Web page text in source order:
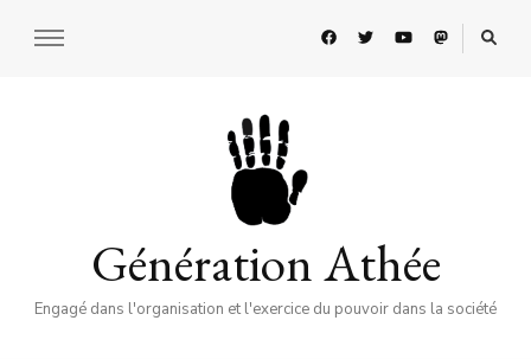
Génération Athée
Engagé dans l'organisation et l'exercice du pouvoir dans la société